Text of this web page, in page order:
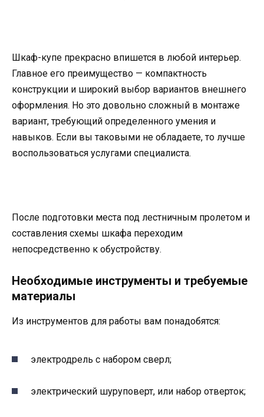
Шкаф-купе прекрасно впишется в любой интерьер.
Главное его преимущество — компактность
конструкции и широкий выбор вариантов внешнего
оформления. Но это довольно сложный в монтаже
вариант, требующий определенного умения и
навыков. Если вы таковыми не обладаете, то лучше
воспользоваться услугами специалиста.
После подготовки места под лестничным пролетом и
составления схемы шкафа переходим
непосредственно к обустройству.
Необходимые инструменты и требуемые
материалы
Из инструментов для работы вам понадобятся:
электродрель с набором сверл;
электрический шуруповерт, или набор отверток;